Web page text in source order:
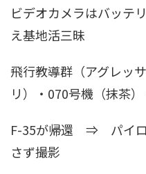
ビデオカメラはバッテ
え基地活三昧
飛行教導群 （アグレッ
リ）・070号機（抹茶
F-35が帰還 ⇒ パイロ
さず撮影